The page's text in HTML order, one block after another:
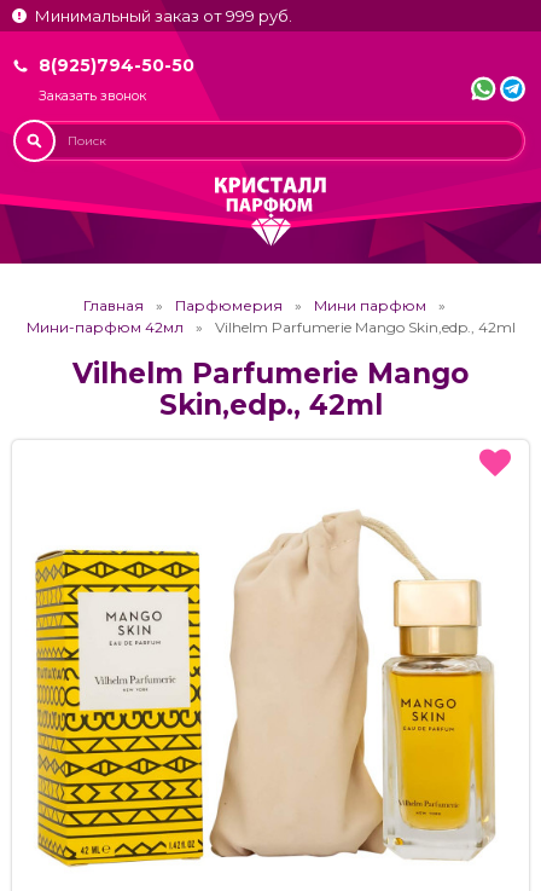
Минимальный заказ от 999 руб.
8(925)794-50-50
Заказать звонок
Главная Парфюмерия
Мини парфюм
Мини-парфюм 42мл
Vilhelm Parfumerie Mango Skin,edp., 42ml
Vilhelm Parfumerie Mango
Skin,edp., 42ml